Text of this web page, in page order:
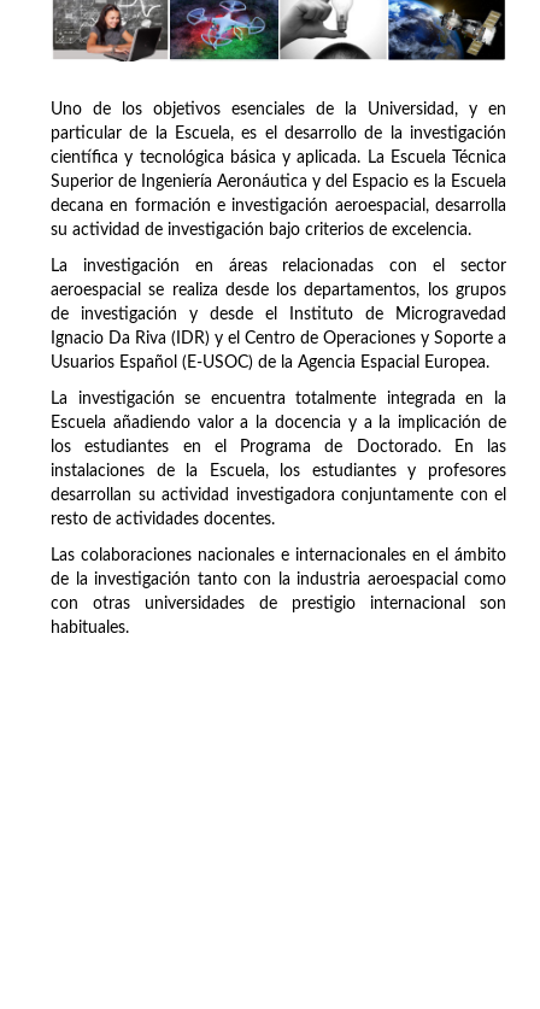
Uno de los objetivos esenciales de la Universidad, y en
particular de la Escuela, es el desarrollo de la investigación
científica y tecnológica básica y aplicada. La Escuela Técnica
Superior de Ingeniería Aeronáutica y del Espacio es la Escuela
decana en formación e investigación aeroespacial, desarrolla
su actividad de investigación bajo criterios de excelencia.
La investigación en áreas relacionadas con el sector
aeroespacial se realiza desde los departamentos, los grupos
de investigación y desde el Instituto de Microgravedad
Ignacio Da Riva (IDR) y el Centro de Operaciones y Soporte a
Usuarios Español (E-USOC) de la Agencia Espacial Europea.
La investigación se encuentra totalmente integrada en la
Escuela añadiendo valor a la docencia y a la implicación de
los estudiantes en el Programa de Doctorado. En las
instalaciones de la Escuela, los estudiantes y profesores
desarrollan su actividad investigadora conjuntamente con el
resto de actividades docentes.
Las colaboraciones nacionales e internacionales en el ámbito
de la investigación tanto con la industria aeroespacial como
con otras universidades de prestigio internacional son
habituales.